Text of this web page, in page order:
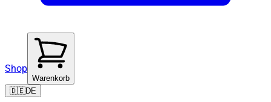
Shop
Warenkorb
🇩🇪DE